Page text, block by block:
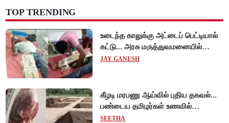
TOP TRENDING
உடைந்த காலுக்கு அட்டைப் பெட்டியால்
கட்டு... அரசு மருத்துவமனையில்
விநோத சிகிச்சை... அதிர்ச்சி வீடியோ!
JAY GANESH
கீழடி மரபணு ஆய்வில் புதிய தகவல்...
பண்டைய தமிழர்கள் உணவில்
அதிகளவு இறைச்சி பயன்பாடு!
SEETHA